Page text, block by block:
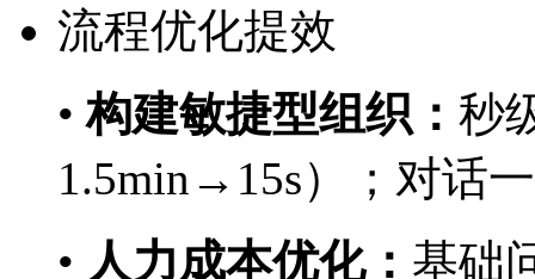
流程优化提效
•构建敏捷型组织： 秒
1.5min→15s）；对话
• 人力成本优化： 基础